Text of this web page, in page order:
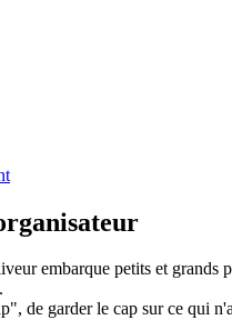
embarque petits et grands
de garder le cap sur ce qui